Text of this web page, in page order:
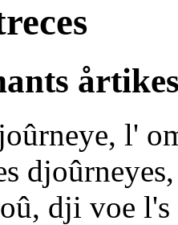
l'
dji voe l's